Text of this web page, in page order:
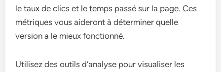
le taux de clics et le temps passé sur la page. Ces
métriques vous aideront à déterminer quelle
version a le mieux fonctionné.
Utilisez des outils d’analyse pour visualiser les